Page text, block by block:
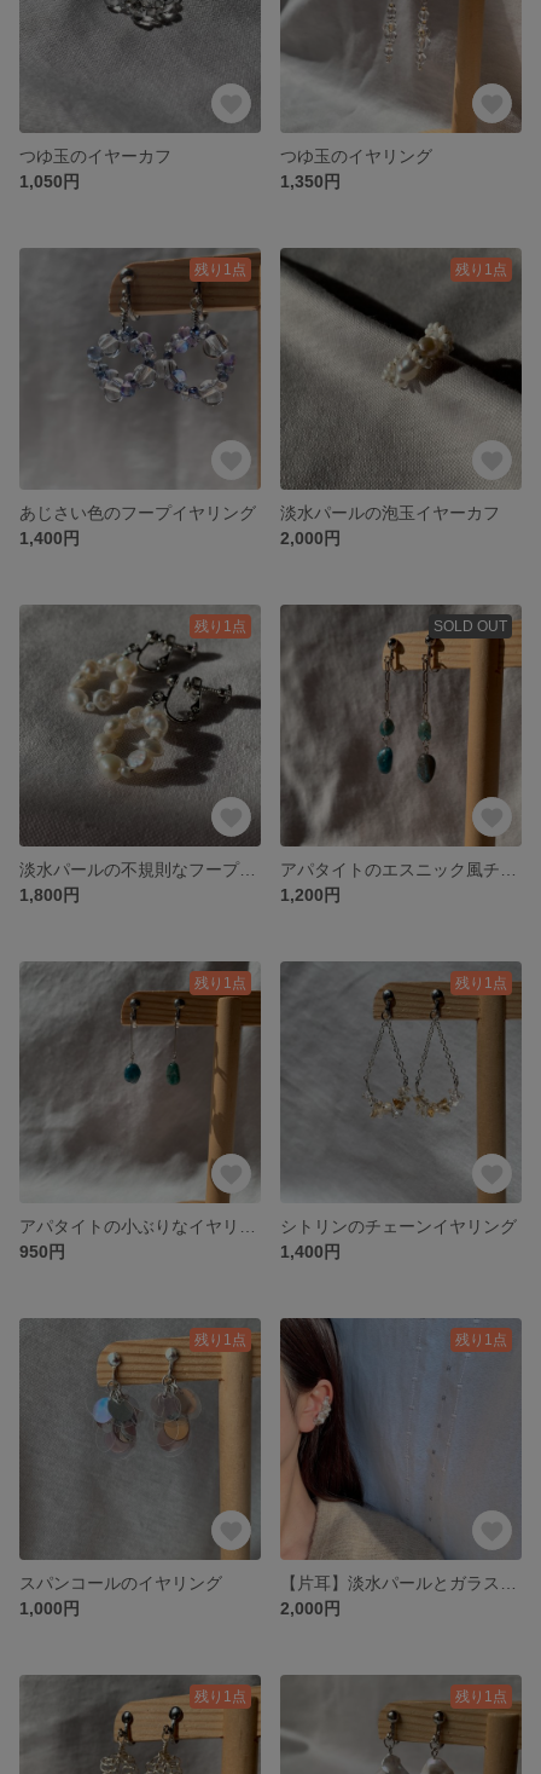
つゆ玉のイヤーカフ
1,050円
つゆ玉のイヤリング
1,350円
残り1点
あじさい色のフープイヤリング
1,400円
残り1点
淡水パールの泡玉イヤーカフ
2,000円
残り1点
淡水パールの不規則なフープイヤリング
1,800円
SOLD OUT
1,200円
残り1点
950円
残り1点
シトリンのチェーンイヤリング
1,400円
残り1点
スパンコールのイヤリング
1,000円
残り1点
2,000円
残り1点 残り1点